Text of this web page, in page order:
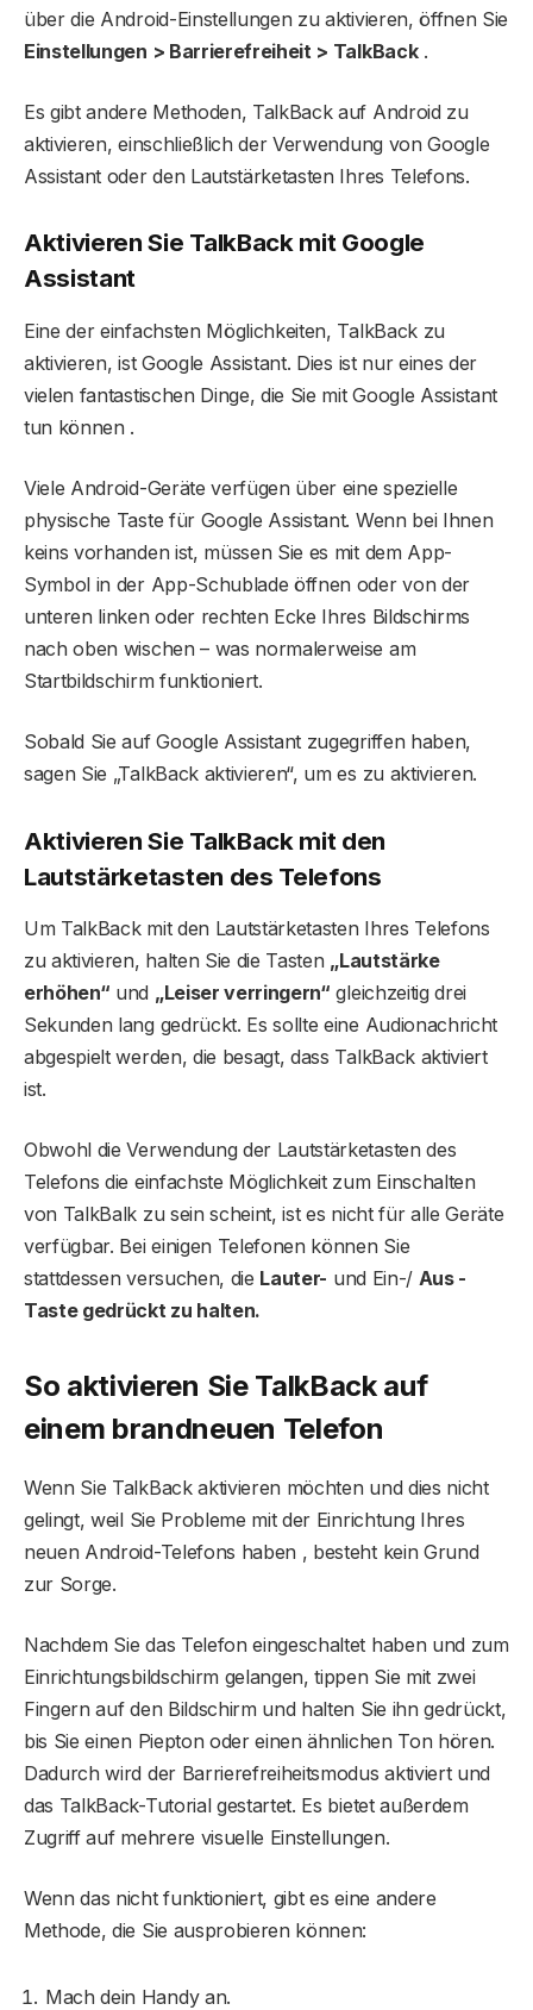
über die Android-Einstellungen zu aktivieren, öffnen Sie
Einstellungen > Barrierefreiheit > TalkBack.
Es gibt andere Methoden, TalkBack auf Android zu
aktivieren, einschließlich der Verwendung von Google
Assistant oder den Lautstärketasten Ihres Telefons.
Aktivieren Sie TalkBack mit Google
Assistant
Eine der einfachsten Möglichkeiten, TalkBack zu
aktivieren, ist Google Assistant. Dies ist nur eines der
vielen fantastischen Dinge, die Sie mit Google Assistant
tun können .
Viele Android-Geräte verfügen über eine spezielle
physische Taste für Google Assistant. Wenn bei Ihnen
keins vorhanden ist, müssen Sie es mit dem App-
Symbol in der App-Schublade öffnen oder von der
unteren linken oder rechten Ecke Ihres Bildschirms
nach oben wischen – was normalerweise am
Startbildschirm funktioniert.
Sobald Sie auf Google Assistant zugegriffen haben,
sagen Sie „TalkBack aktivieren“, um es zu aktivieren.
Aktivieren Sie TalkBack mit den
Lautstärketasten des Telefons
Um TalkBack mit den Lautstärketasten Ihres Telefons
zu aktivieren, halten Sie die Tasten „Lautstärke
erhöhen“ und „Leiser verringern“ gleichzeitig drei
Sekunden lang gedrückt. Es sollte eine Audionachricht
abgespielt werden, die besagt, dass TalkBack aktiviert
ist.
Obwohl die Verwendung der Lautstärketasten des
Telefons die einfachste Möglichkeit zum Einschalten
von TalkBalk zu sein scheint, ist es nicht für alle Geräte
verfügbar. Bei einigen Telefonen können Sie
stattdessen versuchen, die Lauter- und Ein-/ Aus -
Taste gedrückt zu halten.
So aktivieren Sie TalkBack auf
einem brandneuen Telefon
Wenn Sie TalkBack aktivieren möchten und dies nicht
gelingt, weil Sie Probleme mit der Einrichtung Ihres
neuen Android-Telefons haben , besteht kein Grund
zur Sorge.
Nachdem Sie das Telefon eingeschaltet haben und zum
Einrichtungsbildschirm gelangen, tippen Sie mit zwei
Fingern auf den Bildschirm und halten Sie ihn gedrückt,
bis Sie einen Piepton oder einen ähnlichen Ton hören.
Dadurch wird der Barrierefreiheitsmodus aktiviert und
das TalkBack-Tutorial gestartet. Es bietet außerdem
Zugriff auf mehrere visuelle Einstellungen.
Wenn das nicht funktioniert, gibt es eine andere
Methode, die Sie ausprobieren können:
Mach dein Handy an.